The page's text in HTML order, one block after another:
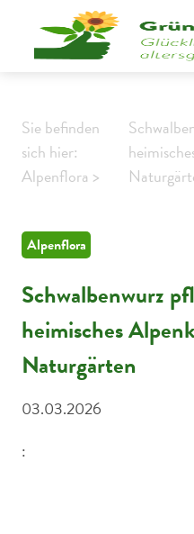
Sie befinden
sich hier:
Alpenflora >
Alpenflora
Schwalbenwurz
heimisches
Naturgärten
03.03.2026
: